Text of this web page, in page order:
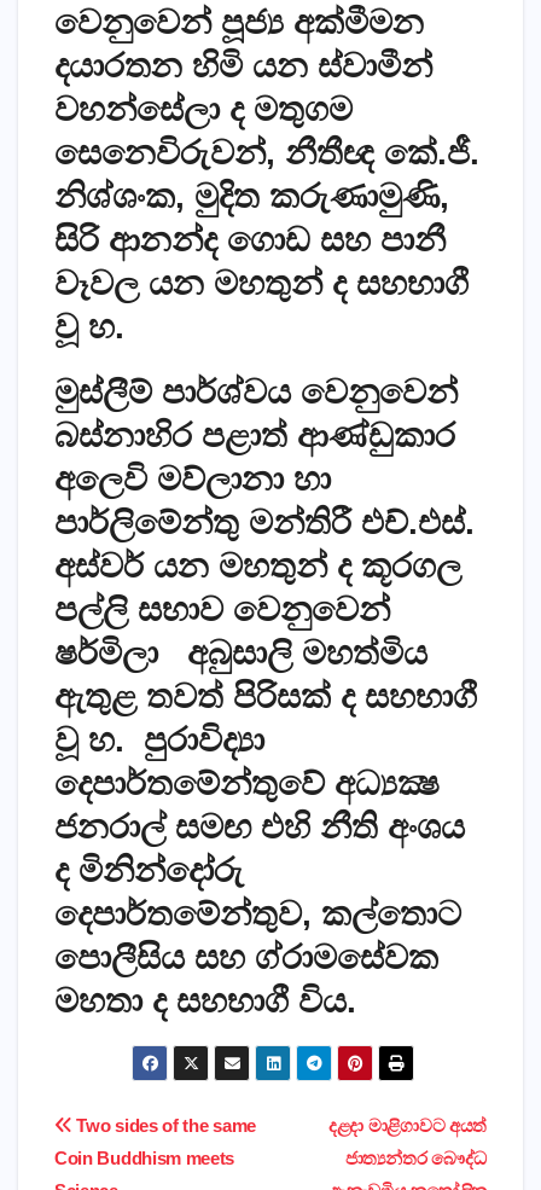
වෙනුවෙන් පූජ්‍ය අක්මීමන
දයාරතන හිමි යන ස්වාමීන්
වහන්සේලා ද මතුගම
සෙනෙවිරුවන්, නීතීඥ කේ.ජී.
නිශ්ශංක, මුදිත කරුණාමුණි,
සිරි ආනන්ද ගොඩ සහ පානී
වෑවල යන මහතුන් ද සහභාගී
වූ හ.
මුස්ලීම් පාර්ශ්වය වෙනුවෙන්
බස්නාහිර පළාත් ආණ්ඩුකාර
අලෙවි මව්ලානා හා
පාර්ලිමේන්තු මන්තිරී එච්.එස්.
අස්වර් යන මහතුන් ද කූරගල
පල්ලි සභාව වෙනුවෙන්
ෂර්මිලා අබුසාලි මහත්මිය
ඇතුළ තවත් පිරිසක් ද සහභාගී
වූ හ. පුරාවිද්‍යා
දෙපාර්තමේන්තුවේ අධ්‍යක්‍ෂ
ජනරාල් සමඟ එහි නීති අංශය
ද මිනින්දෝරු
දෙපාර්තමේන්තුව, කල්තොට
පොලීසිය සහ ග්රාමසේවක
මහතා ද සහභාගී විය.
Post
දළදා මාළිගාවට අයත්
ජාත්‍යන්තර බෞද්ධ
Two sides of the same
Coin Buddhism meets